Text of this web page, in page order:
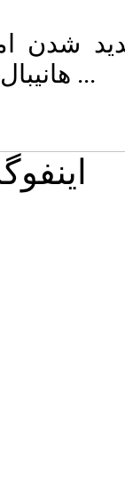
هانیبال قذافی کلید معمای ناپدید ...